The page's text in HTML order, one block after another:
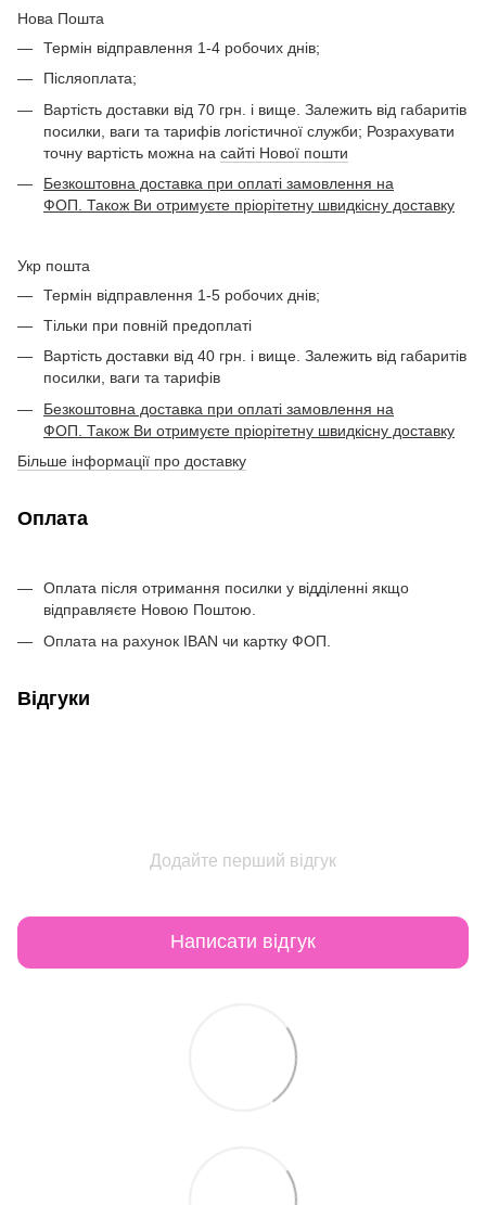
Нова Пошта
Термін відправлення 1-4 робочих днів;
Післяоплата;
Вартість доставки від 70 грн. і вище. Залежить від габаритів
посилки, ваги та тарифів логістичної служби; Розрахувати
точну вартість можна на сайті Нової пошти
Безкоштовна доставка при оплаті замовлення на
ФОП. Також Ви отримуєте пріорітетну швидкісну доставку
Укр пошта
Термін відправлення 1-5 робочих днів;
Тільки при повній предоплаті
Вартість доставки від 40 грн. і вище. Залежить від габаритів
посилки, ваги та тарифів
Безкоштовна доставка при оплаті замовлення на
ФОП. Також Ви отримуєте пріорітетну швидкісну доставку
Більше інформації про доставку
Оплата
Оплата після отримання посилки у відділенні якщо
відправляєте Новою Поштою.
Оплата на рахунок IBAN чи картку ФОП.
Відгуки
Додайте перший відгук
Написати відгук